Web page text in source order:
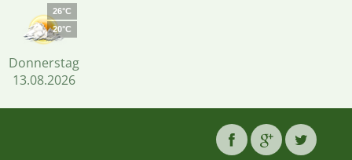
26°C
20°C
Donnerstag
13.08.2026